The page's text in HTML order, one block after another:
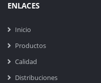
ENLACES
Inicio
Productos
Calidad
Distribuciones